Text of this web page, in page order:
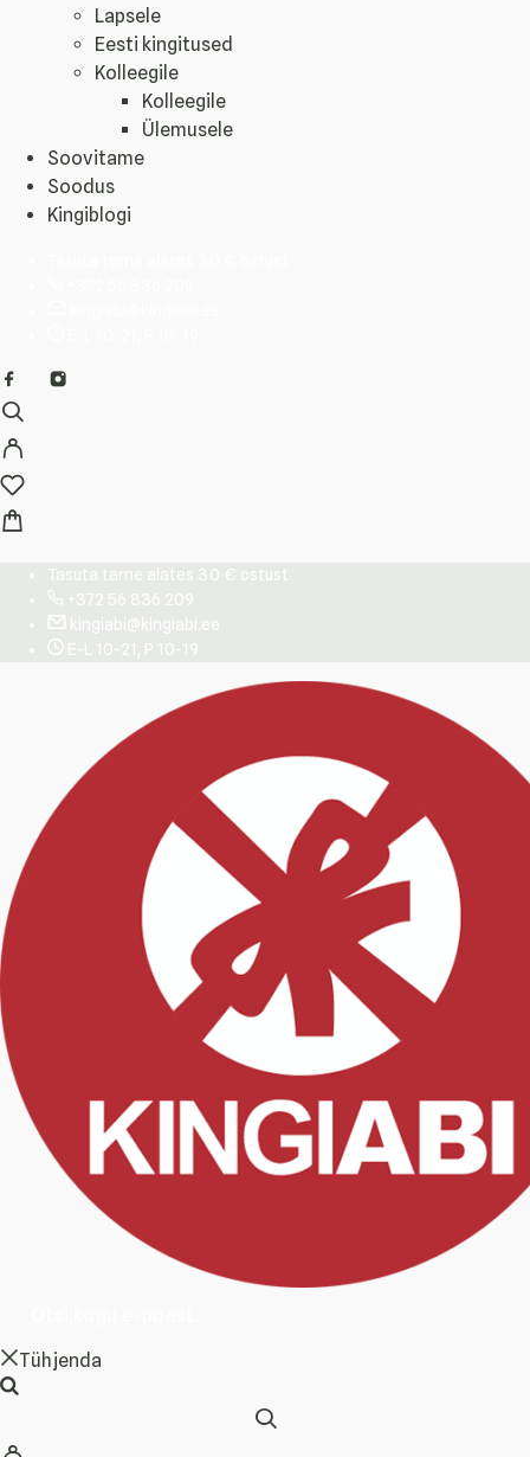
Lapsele
Eesti kingitused
Kolleegile
Kolleegile
Ülemusele
Soovitame
Soodus
Kingiblogi
Tasuta tarne alates 30 € ostust
+372 56 836 209
kingiabi@kingiabi.ee
E-L 10-21, P 10-19
Tühjenda